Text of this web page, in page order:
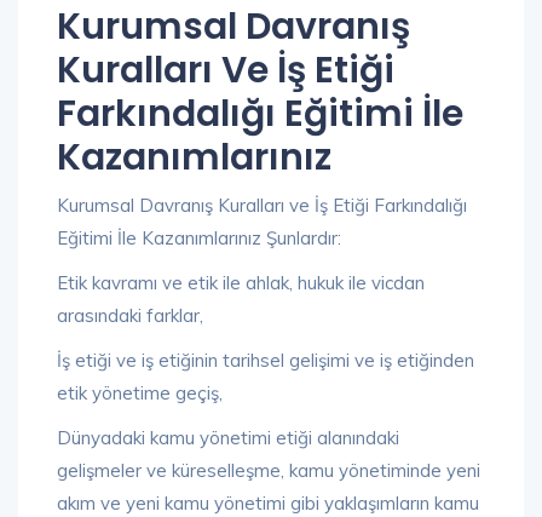
Kurumsal Davranış
Kuralları Ve İş Etiği
Farkındalığı Eğitimi İle
Kazanımlarınız
Kurumsal Davranış Kuralları ve İş Etiği Farkındalığı
Eğitimi İle Kazanımlarınız Şunlardır:
Etik kavramı ve etik ile ahlak, hukuk ile vicdan
arasındaki farklar,
İş etiği ve iş etiğinin tarihsel gelişimi ve iş etiğinden
etik yönetime geçiş,
Dünyadaki kamu yönetimi etiği alanındaki
gelişmeler ve küreselleşme, kamu yönetiminde yeni
akım ve yeni kamu yönetimi gibi yaklaşımların kamu